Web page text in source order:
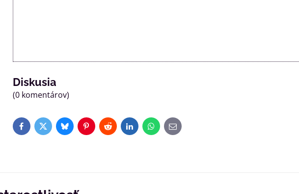
Diskusia
(0 komentárov)
FacebookTwitterBlueskyPinterestRedditLinkedInWhatsApp
E-
mail